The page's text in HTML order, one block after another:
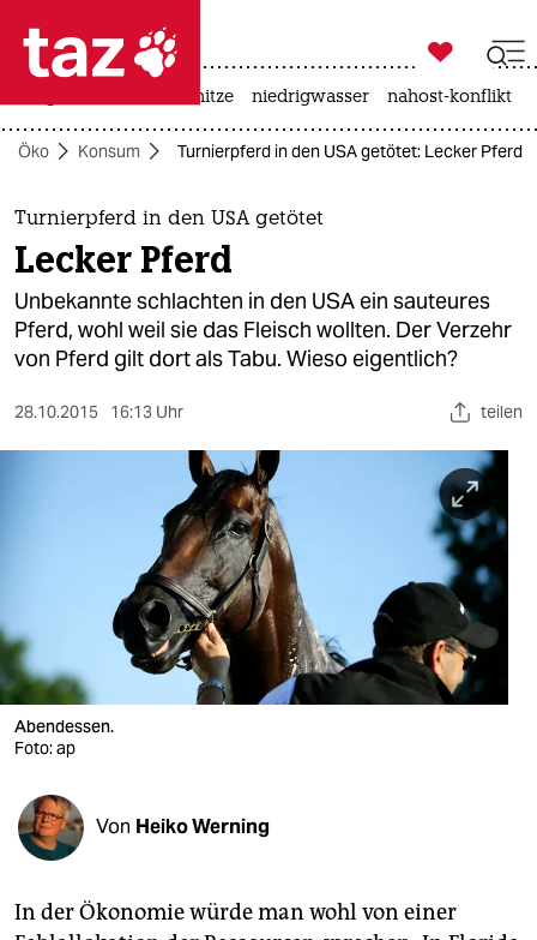
 taz zahl ich
taz zahl ich
themen
politik
öko
gesellschaft
wahrheit
verlag
verlag
veranstaltungen
shop

taz zahl ich
hitze niedrigwasser nahost-konflikt
Öko Konsum Turnierpferd in den USA getötet: Lecker Pferd
Turnierpferd in den USA getötet
Lecker Pferd
Unbekannte schlachten in den USA ein sauteures
Pferd, wohl weil sie das Fleisch wollten. Der Verzehr
von Pferd gilt dort als Tabu. Wieso eigentlich?
28.10.2015 16:13 Uhr teilen
Abendessen.
Foto: ap
Von Heiko Werning
In der Ökonomie würde man wohl von einer